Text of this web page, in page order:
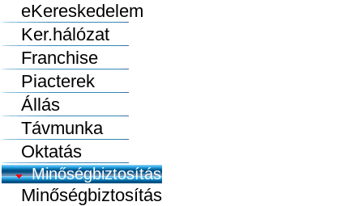
eKereskedelem
Ker.hálózat
Franchise
Piacterek
Állás
Távmunka
Oktatás
Minőségbiztosítás
Minőségbiztosítás